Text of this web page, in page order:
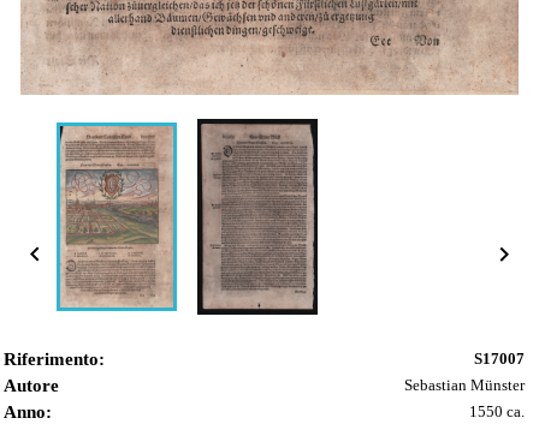
 
Riferimento: S17007
Autore Sebastian Münster
Anno: 1550 ca.